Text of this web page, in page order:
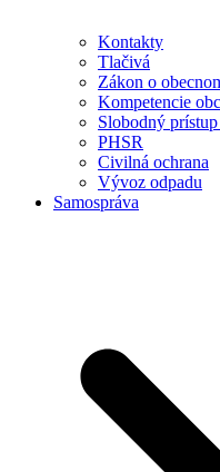
Kontakty
Tlačivá
Zákon o
Kompetencie
Slobodný
PHSR
Civilná ochrana
Vývoz odpadu
Samospráva